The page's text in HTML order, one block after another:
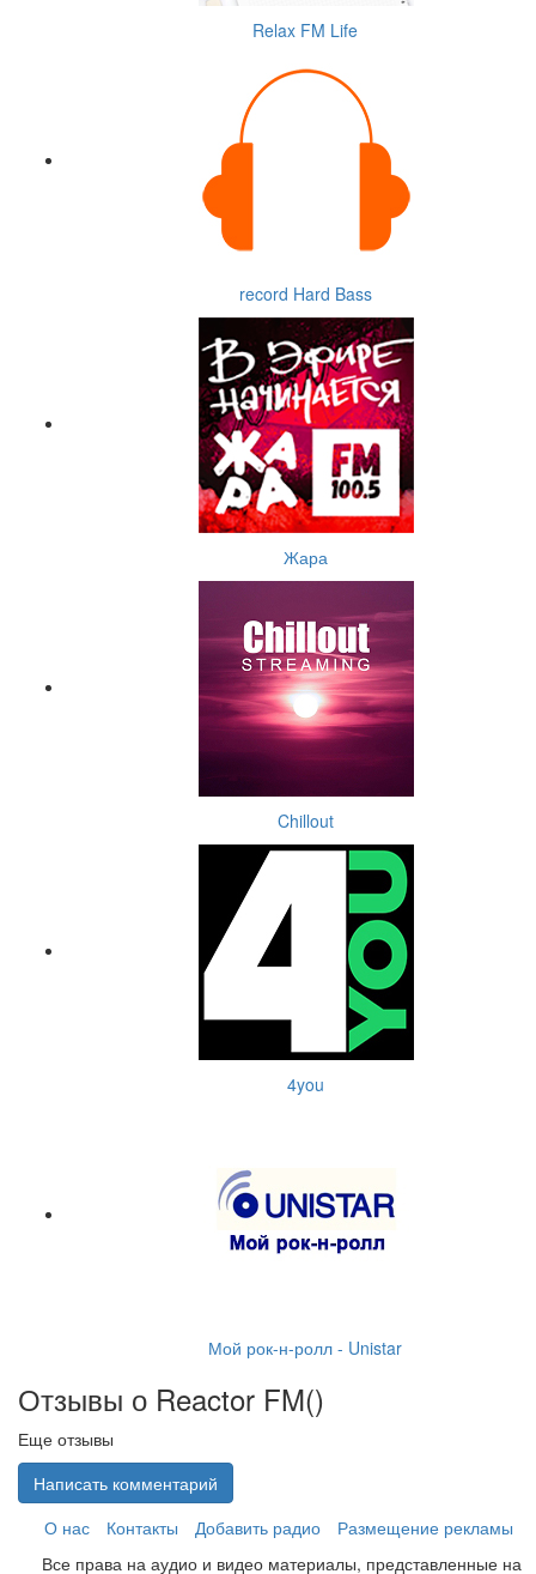
Relax FM Life
record Hard Bass
Жара
Chillout
4you
Мой рок-н-ролл - Unistar
Отзывы о Reactor FM()
Еще отзывы
Написать комментарий
О нас
Контакты Добавить радио
Размещение рекламы
Все права на аудио и видео материалы, представленные на